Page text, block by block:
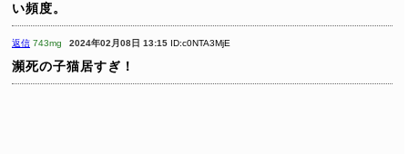
い頻度。
返信 743mg 2024年02月08日 13:15 ID:c0NTA3MjE
瀕死の子猫居すぎ！